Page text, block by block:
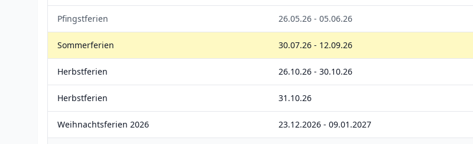
Pfingstferien 26.05.26 - 05.06.26
Sommerferien 30.07.26 - 12.09.26
Herbstferien 26.10.26 - 30.10.26
Herbstferien 31.10.26
Weihnachtsferien 2026 23.12.2026 - 09.01.2027